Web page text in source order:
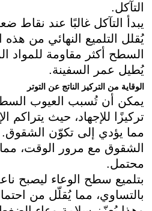
التآكل.
يبدأ التآكل غالبًا عند
يُقلل التلميع النهائي من
السطح أكثر مقاومة للمواد
يُطيل عمر السفينة.
الوقاية من التركيز الناتج عن التوتر
يمكن أن تُسبب العيوب
تركيزًا للإجهاد، حيث يتراكم
مما يؤدي إلى تكوّن
الشقوق مع مرور الوقت،
محتمل.
بتلميع سطح الوعاء ليصبح
بالتساوي، مما يُقلّل من